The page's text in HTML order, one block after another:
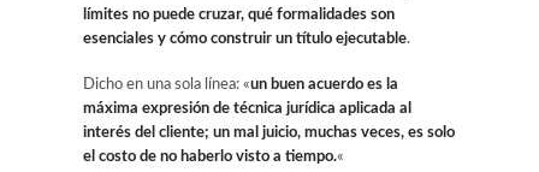
límites no puede cruzar, qué formalidades son
esenciales y cómo construir un título ejecutable.
Dicho en una sola línea: «un buen acuerdo es la
máxima expresión de técnica jurídica aplicada al
interés del cliente; un mal juicio, muchas veces, es solo
el costo de no haberlo visto a tiempo.«